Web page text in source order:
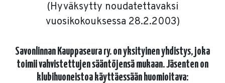
(Hyväksytty noudatettavaksi
vuosikokouksessa 28.2.2003)
Savonlinnan Kauppaseura ry. on yksityinen yhdistys, joka
toimii vahvistettujen sääntöjensä mukaan. Jäsenten on
klubihuoneistoa käyttäessään huomioitava: